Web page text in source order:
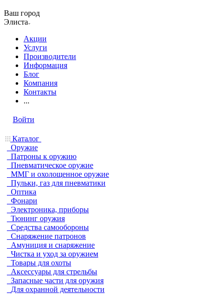
Ваш город
Элиста
Акции
Услуги
Производители
Информация
Блог
Компания
Контакты
...
Войти
Каталог
Оружие
Патроны к оружию
Пневматическое оружие
ММГ и охолощенное оружие
Пульки, газ для пневматики
Оптика
Фонари
Электроника, приборы
Тюнинг оружия
Средства самообороны
Снаряжение патронов
Амуниция и снаряжение
Чистка и уход за оружием
Товары для охоты
Аксессуары для стрельбы
Запасные части для оружия
Для охранной деятельности